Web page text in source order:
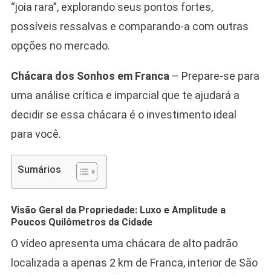
“joia rara”, explorando seus pontos fortes,
possíveis ressalvas e comparando-a com outras
opções no mercado.
Chácara dos Sonhos em Franca– Prepare-se para
uma análise crítica e imparcial que te ajudará a
decidir se essa chácara é o investimento ideal
para você.
Sumários
Visão Geral da Propriedade: Luxo e Amplitude a
Poucos Quilômetros da Cidade
O vídeo apresenta uma chácara de alto padrão
localizada a apenas 2 km de Franca, interior de São